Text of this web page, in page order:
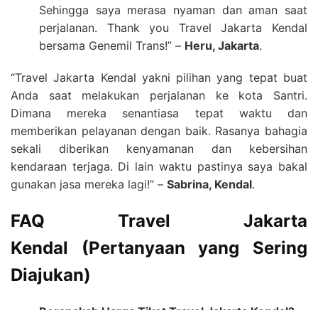
Sehingga saya merasa nyaman dan aman saat
perjalanan. Thank you Travel Jakarta Kendal
bersama Genemil Trans!” – Heru, Jakarta.
“Travel Jakarta Kendal yakni pilihan yang tepat buat
Anda saat melakukan perjalanan ke kota Santri.
Dimana mereka senantiasa tepat waktu dan
memberikan pelayanan dengan baik. Rasanya bahagia
sekali diberikan kenyamanan dan kebersihan
kendaraan terjaga. Di lain waktu pastinya saya bakal
gunakan jasa mereka lagi!” – Sabrina, Kendal.
FAQ Travel Jakarta
Kendal (Pertanyaan yang Sering
Diajukan)